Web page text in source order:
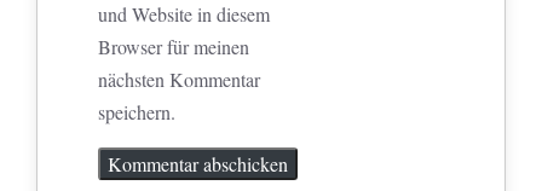
und Website in diesem
Browser für meinen
nächsten Kommentar
speichern.